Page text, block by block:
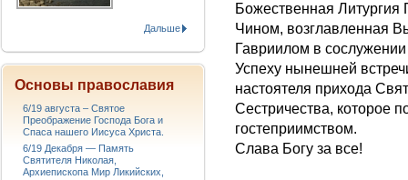
Божественная
Чином, возглавленная
Гавриилом в
Успеху нынешней
настоятеля прихода
Сестричества, которое
гостеприимством.
Слава Богу за все!
Дальше
Основы православия
6/19 августа – Святое
Преображение Господа Бога и
Спаса нашего Иисуса Христа.
6/19 Декабря — Память
Святителя Николая,
Архиепископа Мир Ликийских,